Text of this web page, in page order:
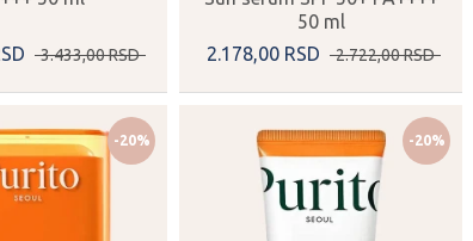
3.433,00RSD
50 ml
2.178,00 RSD 2.722,00RSD
-20% -20%